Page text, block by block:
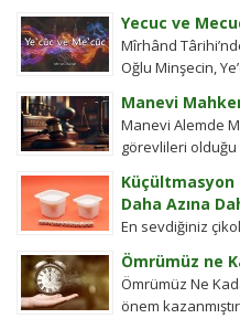
Yecuc ve
Mîrhând
Oğlu Minşecin,
Manevi
Manevi Alemde
görevlileri olduğu
Daha Azına
En sevdiğiniz
aynı
bulunduğunu
hava...
Ömrümüz ne
Ömrümüz Ne
önem